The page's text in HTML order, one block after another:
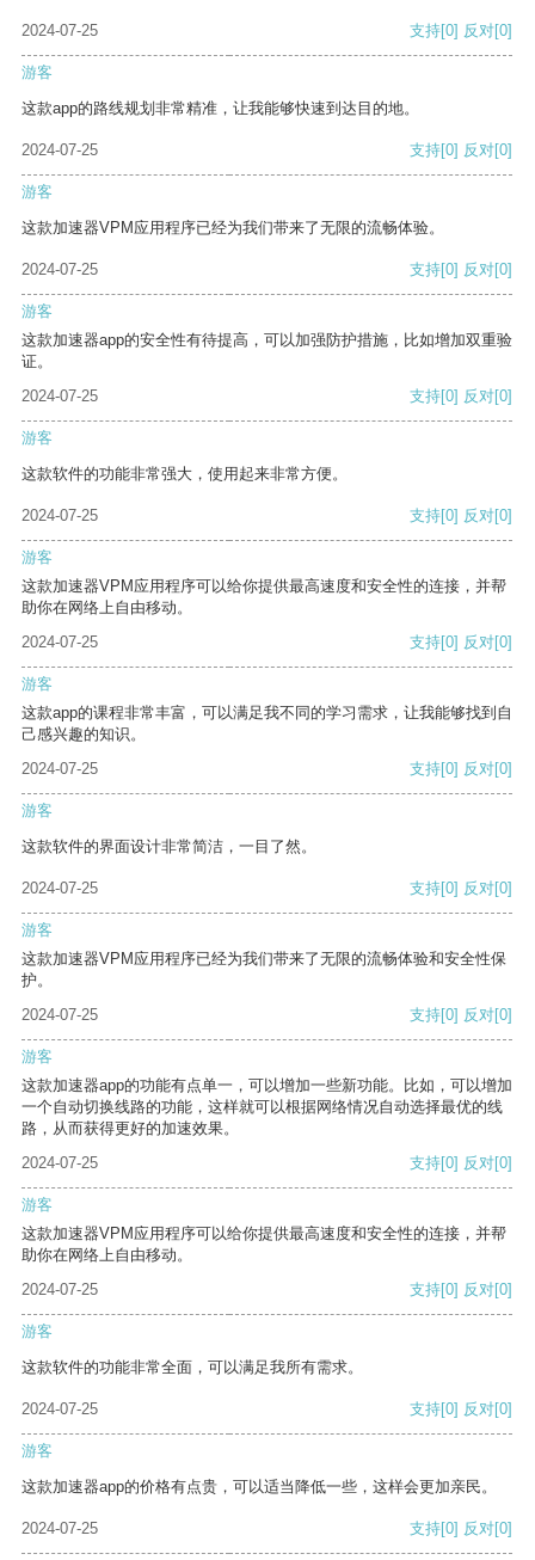
2024-07-25 支持[0] 反对[0]
游客
这款app的路线规划非常精准，让我能够快速到达目的地。
2024-07-25 支持[0] 反对[0]
游客
这款加速器VPM应用程序已经为我们带来了无限的流畅体验。
2024-07-25 支持[0] 反对[0]
游客
这款加速器app的安全性有待提高，可以加强防护措施，比如增加双重验
证。
2024-07-25
支持[0] 反对[0]
游客
这款软件的功能非常强大，使用起来非常方便。
2024-07-25 支持[0] 反对[0]
游客
这款加速器VPM应用程序可以给你提供最高速度和安全性的连接，并帮
助你在网络上自由移动。
2024-07-25
支持[0] 反对[0]
游客
这款app的课程非常丰富，可以满足我不同的学习需求，让我能够找到自
己感兴趣的知识。
2024-07-25
支持[0] 反对[0]
游客
这款软件的界面设计非常简洁，一目了然。
2024-07-25 支持[0] 反对[0]
游客
这款加速器VPM应用程序已经为我们带来了无限的流畅体验和安全性保
护。
2024-07-25
支持[0] 反对[0]
游客
这款加速器app的功能有点单一，可以增加一些新功能。比如，可以增加
一个自动切换线路的功能，这样就可以根据网络情况自动选择最优的线
路，从而获得更好的加速效果。
2024-07-25
支持[0] 反对[0]
游客
这款加速器VPM应用程序可以给你提供最高速度和安全性的连接，并帮
助你在网络上自由移动。
2024-07-25
支持[0] 反对[0]
游客
这款软件的功能非常全面，可以满足我所有需求。
2024-07-25 支持[0] 反对[0]
游客
这款加速器app的价格有点贵，可以适当降低一些，这样会更加亲民。
2024-07-25 支持[0] 反对[0]